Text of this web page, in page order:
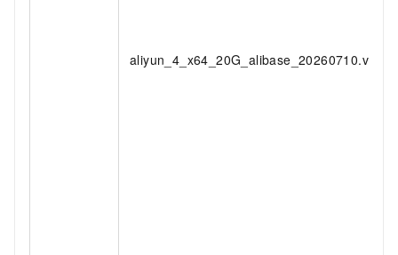
aliyun_4_x64_20G_alibase_20260710.vhd